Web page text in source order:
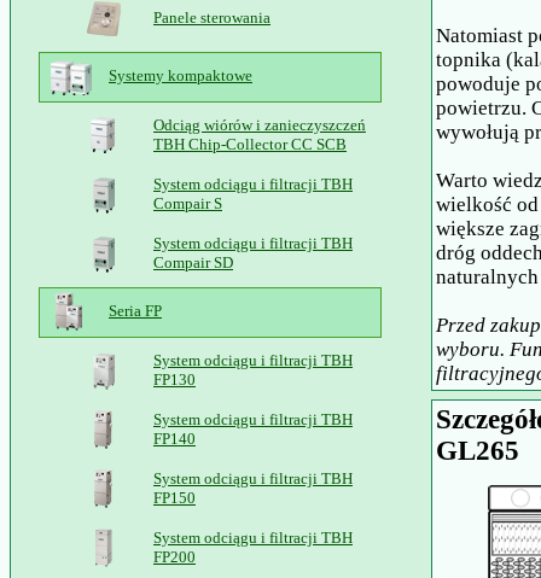
Panele sterowania
Systemy kompaktowe
Odciąg wiórów i zanieczyszczeń
TBH Chip-Collector CC SCB
System odciągu i filtracji TBH
Compair S
System odciągu i filtracji TBH
Compair SD
Seria FP
System odciągu i filtracji TBH
FP130
System odciągu i filtracji TBH
FP140
System odciągu i filtracji TBH
FP150
System odciągu i filtracji TBH
FP200
Natomiast
topnika
powoduje
powietrzu.
wywołują
Warto
wielkość
większe
dróg
Przed
wyboru.
GL265